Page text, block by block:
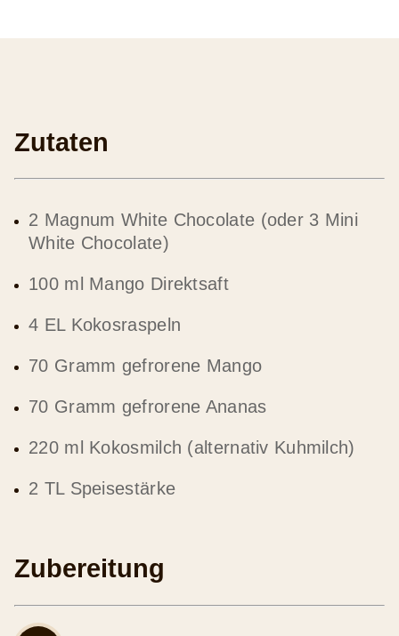
Zutaten
2 Magnum White Chocolate (oder 3 Mini
White Chocolate)
100 ml Mango Direktsaft
4 EL Kokosraspeln
70 Gramm gefrorene Mango
70 Gramm gefrorene Ananas
220 ml Kokosmilch (alternativ Kuhmilch)
2 TL Speisestärke
Zubereitung